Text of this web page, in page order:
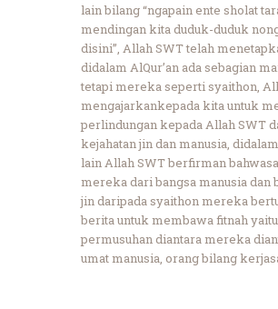
lain bilang “ngapain ente sholat
mendingan kita duduk-duduk
disini”, Allah SWT telah
didalam AlQur’an ada sebagian
tetapi mereka seperti syaithon,
mengajarkankepada kita untuk
perlindungan kepada Allah SWT
kejahatan jin dan manusia,
lain Allah SWT berfirman
mereka dari bangsa manusia dan
jin daripada syaithon mereka
berita untuk membawa fitnah yaitu
permusuhan diantara mereka
umat manusia, orang bilang